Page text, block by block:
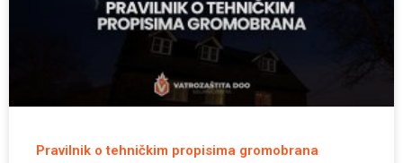
Pravilnik o tehničkim propisima gromobrana